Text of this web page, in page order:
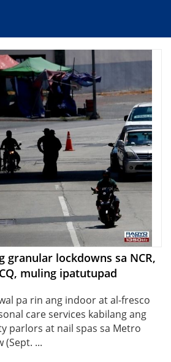
granular lockdowns sa NCR,
muling ipatutupad
pa rin ang indoor at al-fresco
care services kabilang ang
parlors at nail spas sa Metro
(Sept. ...